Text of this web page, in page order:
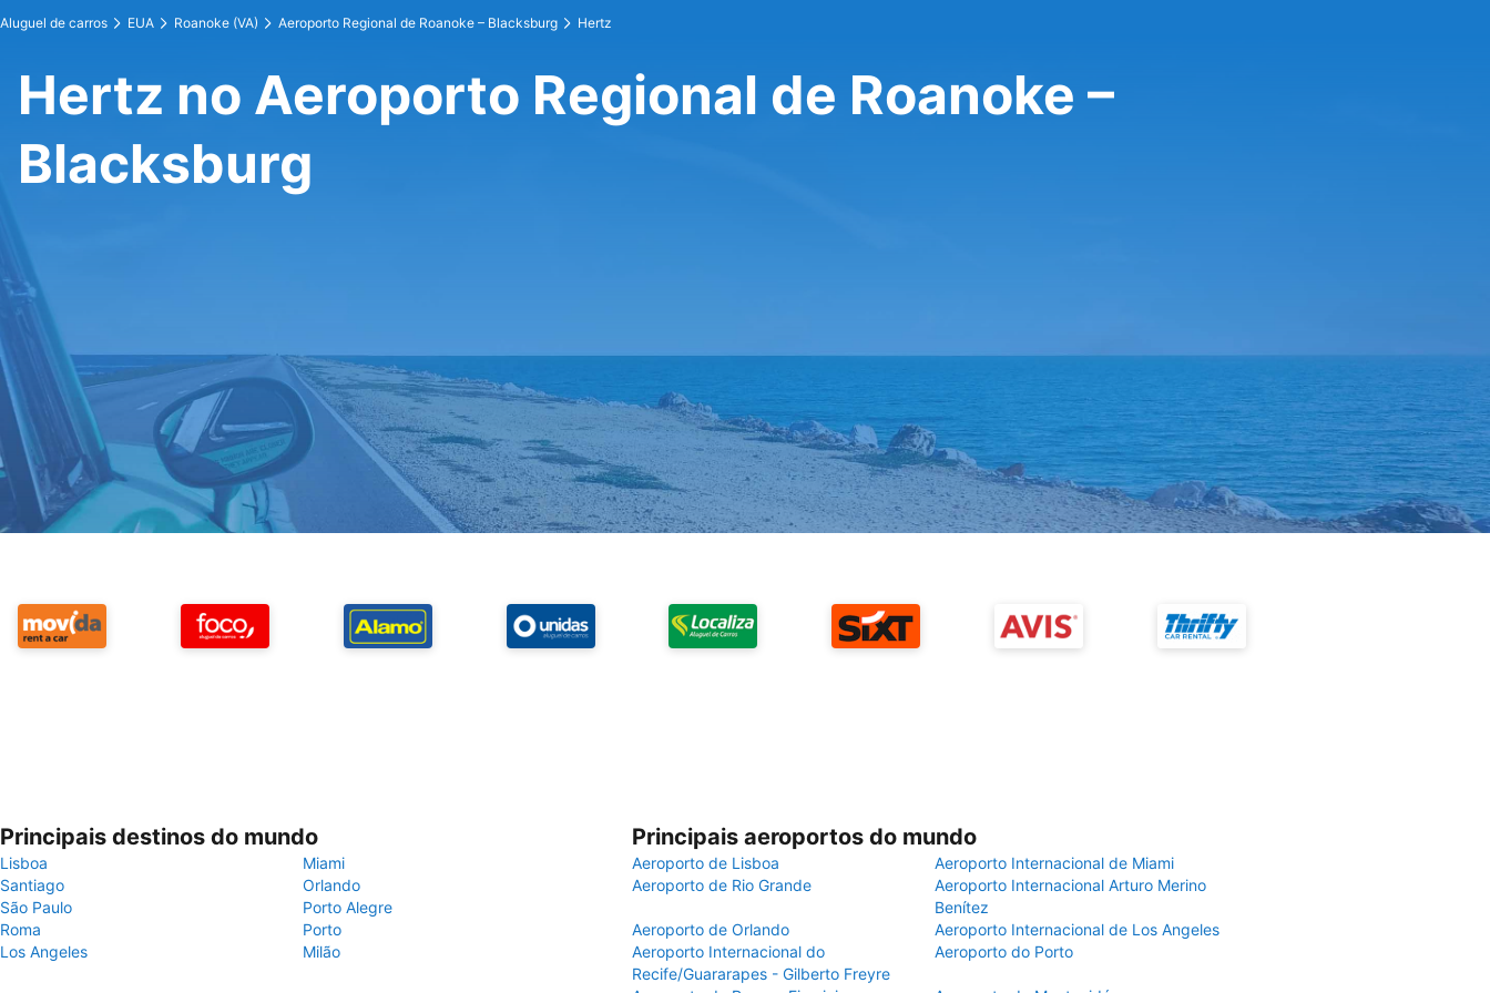
Aluguel de carros EUA Roanoke (VA) Aeroporto Regional de Roanoke – Blacksburg Hertz
Hertz no Aeroporto Regional de Roanoke –
Blacksburg
Principais destinos do mundo
Lisboa
Miami
Santiago
Orlando
São Paulo
Porto Alegre
Roma
Porto
Los Angeles
Milão
Principais aeroportos do mundo
Aeroporto de Lisboa
Aeroporto Internacional de Miami
Aeroporto de Rio Grande
Aeroporto Internacional Arturo Merino
Benítez
Aeroporto de Orlando
Aeroporto Internacional de Los Angeles
Aeroporto Internacional do
Recife/Guararapes - Gilberto Freyre
Aeroporto do Porto